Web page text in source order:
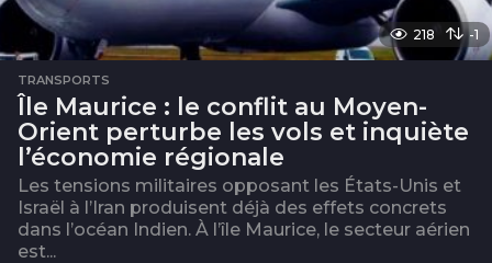
218 -1
TRANSPORTS
Île Maurice : le conflit au Moyen-
Orient perturbe les vols et inquiète
l’économie régionale
Les tensions militaires opposant les États-Unis et
Israël à l’Iran produisent déjà des effets concrets
dans l’océan Indien. À l’île Maurice, le secteur aérien
est...